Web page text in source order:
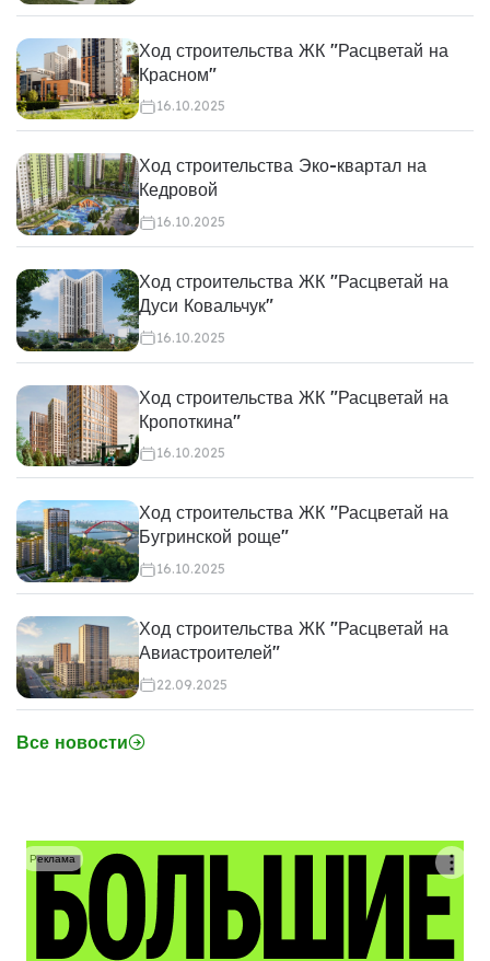
Ход строительства ЖК "Расцветай на
Красном"
16.10.2025
Ход строительства Эко-квартал на
Кедровой
16.10.2025
Ход строительства ЖК "Расцветай на
Дуси Ковальчук"
16.10.2025
Ход строительства ЖК "Расцветай на
Кропоткина"
16.10.2025
Ход строительства ЖК "Расцветай на
Бугринской роще"
16.10.2025
Ход строительства ЖК "Расцветай на
Авиастроителей"
22.09.2025
Все новости
Реклама